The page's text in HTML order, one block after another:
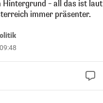
– all das ist laut
immer präsenter.